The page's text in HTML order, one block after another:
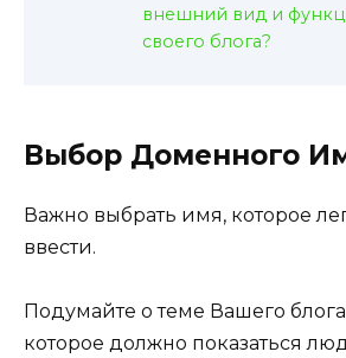
внешний вид и
своего блога?
Выбор Доменного
Важно выбрать имя, которое
ввести.
Подумайте о теме Вашего
которое должно показаться